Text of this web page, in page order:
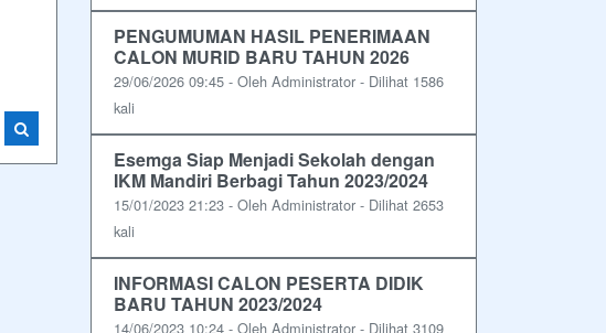
PENGUMUMAN HASIL PENERIMAAN
CALON MURID BARU TAHUN 2026
29/06/2026 09:45 - Oleh Administrator - Dilihat 1586
kali
Esemga Siap Menjadi Sekolah dengan
IKM Mandiri Berbagi Tahun 2023/2024
15/01/2023 21:23 - Oleh Administrator - Dilihat 2653
kali
INFORMASI CALON PESERTA DIDIK
BARU TAHUN 2023/2024
14/06/2023 10:24 - Oleh Administrator - Dilihat 3109